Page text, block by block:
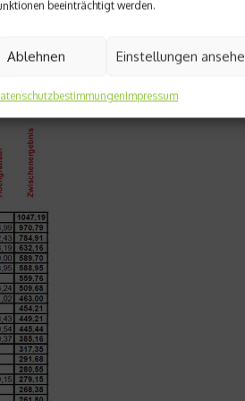
beeinträchtigt werden.
Ablehnen Einstellungen
Impressum